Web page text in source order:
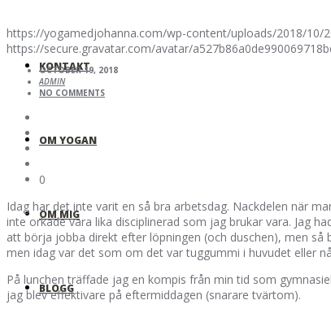
KONTAKT
OM YOGAN
OM MIG
BLOGG
https://yogamedjohanna.com/wp-content/uploads/2018/10/
https://secure.gravatar.com/avatar/
OCTOBER 19, 2018
ADMIN
NO COMMENTS
0
Idag har det inte varit en så bra arbetsdag. Nackdelen när
inte orkade vara lika disciplinerad som jag brukar vara. Jag
att börja jobba direkt efter löpningen (och duschen), men
men idag var det som om det var tuggummi i huvudet eller
På lunchen träffade jag en kompis från min tid som
jag blev effektivare på eftermiddagen (snarare tvärtom).